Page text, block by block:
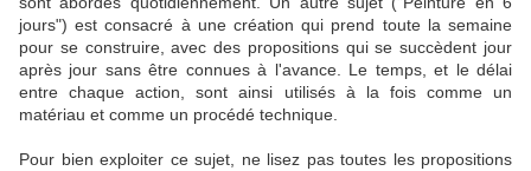
jours") est consacré à une création qui prend toute la semaine
pour se construire, avec des propositions qui se succèdent jour
après jour sans être connues à l'avance. Le temps, et le délai
entre chaque action, sont ainsi utilisés à la fois comme un
matériau et comme un procédé technique.
Pour bien exploiter ce sujet, ne lisez pas toutes les propositions